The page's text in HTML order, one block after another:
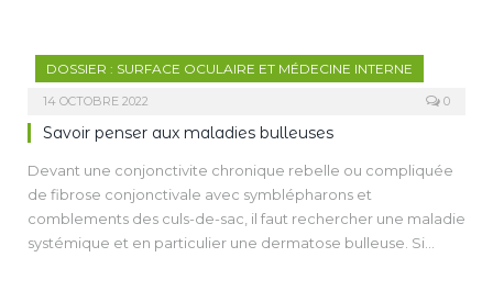
infectieuses.
L’établissement d’un diagnostic étiologique nécessite un
bilan clinique et paraclinique minutieux réalisé conjointement
avec un médecin interniste. La prise en charge chirurgicale
va de même pour l’utilisation d’agents immunosuppresseurs
ciblés.
DOSSIER : SURFACE OCULAIRE ET MÉDECINE INTERNE
14 OCTOBRE 2022 0
Savoir penser aux maladies bulleuses
Devant une conjonctivite chronique rebelle ou compliquée
de fibrose conjonctivale avec symblépharons et
comblements des culs-de-sac, il faut rechercher une maladie
systémique et en parti­culier une dermatose bulleuse. Si